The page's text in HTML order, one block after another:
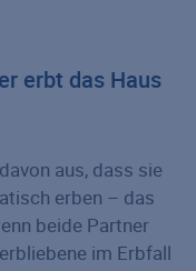
erbt das Haus
aus, dass sie
erben – das
beide Partner
im Erbfall